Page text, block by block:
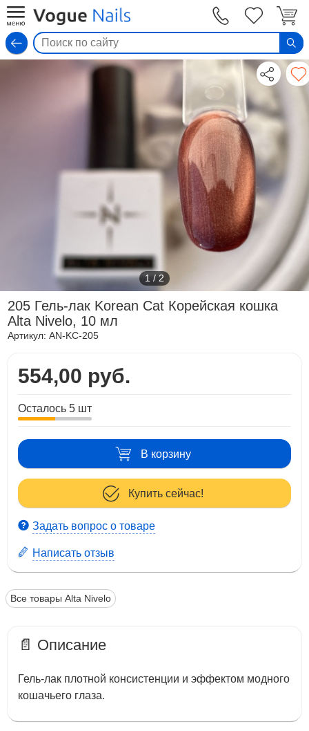
1/2
205 Гель-лак Korean Cat Корейская кошка
Alta Nivelo, 10 мл
Артикул:AN-KC-205
554,00 руб.
Осталось 5 шт
В корзину
Купить сейчас!
Задать вопрос о товаре
Написать отзыв
Все товары Alta Nivelo
📄 Описание
Гель-лак плотной консистенции и эффектом модного
кошачьего глаза.